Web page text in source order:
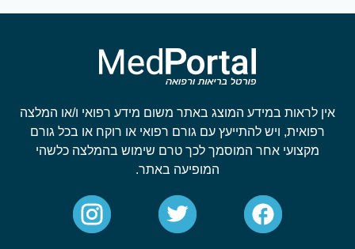
אין לראות במידע המוצג באתר משום מידע רפואי ו/או המלצה
רפואית, ויש להתייעץ עם גורם רפואי או רוקח או בכל גורם
מקצועי אחר המוסמך לכך טרם שימוש בהמלצה כלשהי
המופיעה באתר.